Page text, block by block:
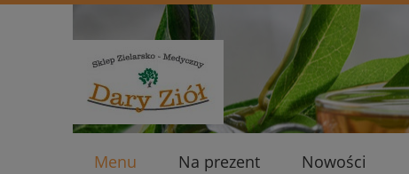
Menu Na prezent Nowości